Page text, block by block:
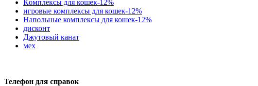
Кoмплексы для кошек-12%
игровые комплексы для кошек-12%
Напольные комплексы для кошек-12%
дисконт
Джутовый канат
мех
Телефон для справок